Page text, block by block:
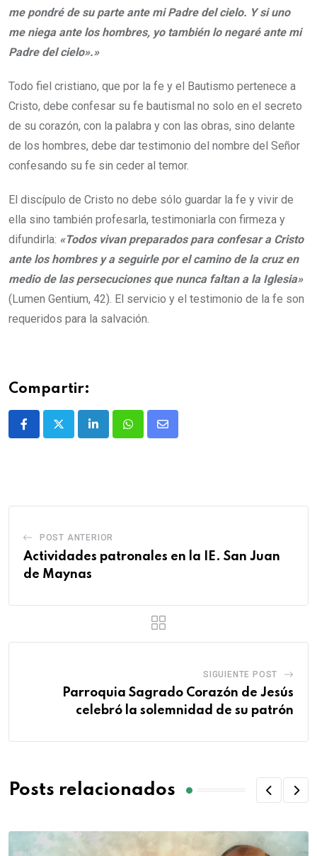
me pondré de su parte ante mi Padre del cielo. Y si uno
me niega ante los hombres, yo también lo negaré ante mi
Padre del cielo».»
Todo fiel cristiano, que por la fe y el Bautismo pertenece a
Cristo, debe confesar su fe bautismal no solo en el secreto
de su corazón, con la palabra y con las obras, sino delante
de los hombres, debe dar testimonio del nombre del Señor
confesando su fe sin ceder al temor.
El discípulo de Cristo no debe sólo guardar la fe y vivir de
ella sino también profesarla, testimoniarla con firmeza y
difundirla: «Todos vivan preparados para confesar a Cristo
ante los hombres y a seguirle por el camino de la cruz en
medio de las persecuciones que nunca faltan a la Iglesia»
(Lumen Gentium, 42). El servicio y el testimonio de la fe son
requeridos para la salvación.
Compartir:
POST ANTERIOR
Actividades patronales en la IE. San Juan
de Maynas
SIGUIENTE POST
Parroquia Sagrado Corazón de Jesús
celebró la solemnidad de su patrón
Posts relacionados